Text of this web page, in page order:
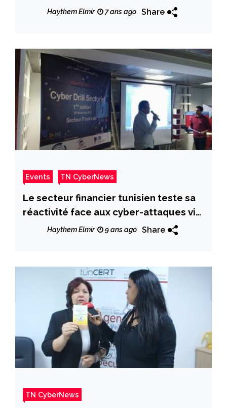
Haythem Elmir 7 ans ago Share
Events TN CyberNews
Le secteur financier tunisien teste sa
réactivité face aux cyber-attaques via
des exercices de simulation
Haythem Elmir 9 ans ago Share
TN CyberNews